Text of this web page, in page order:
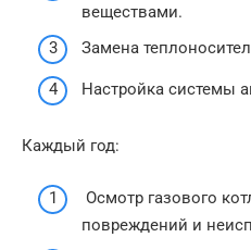
веществами.
Замена
Настройка системы
Каждый год:
Осмотр газового
повреждений и